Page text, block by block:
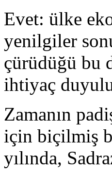
Evet: ülke
yenilgiler
çürüdüğü bu
ihtiyaç
Zamanın
için biçilmiş
yılında,